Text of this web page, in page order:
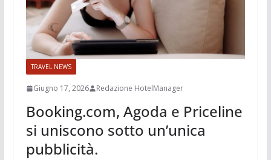
TRAVEL NEWS
Giugno 17, 2026 Redazione HotelManager
Booking.com, Agoda e Priceline
si uniscono sotto un’unica
pubblicità.